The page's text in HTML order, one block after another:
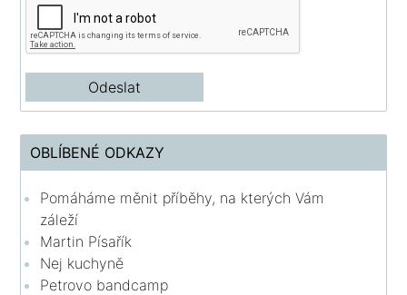
OBLÍBENÉ ODKAZY
Pomáháme měnit příběhy, na kterých Vám
záleží
Martin Písařík
Nej kuchyně
Petrovo bandcamp